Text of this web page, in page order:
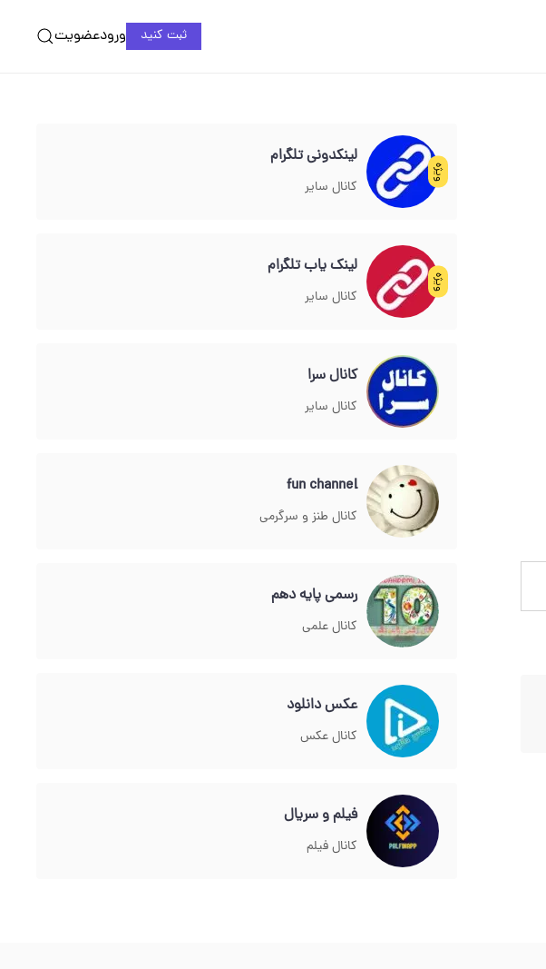
ثبت کنید ورودعضویت
ویژه
لینکدونی تلگرام
کانال سایر
ویژه
لینک یاب تلگرام
کانال سایر
کانال سرا
کانال سایر
fun channel
کانال طنز و سرگرمی
رسمی پایه دهم
کانال علمی
عکس دانلود
کانال عکس
فیلم و سریال
کانال فیلم